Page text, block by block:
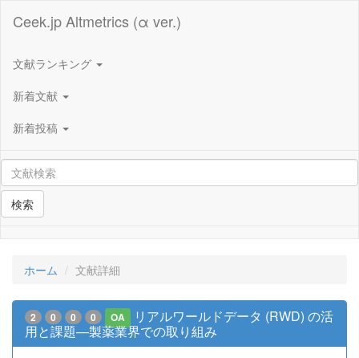
Ceek.jp Altmetrics (α ver.)
文献ランキング
新着文献
新着投稿
検索
ホーム 文献詳細
2 0 0 0 OA
リアルワールドデータ (RWD) の活
用と課題—製薬業界での取り組み